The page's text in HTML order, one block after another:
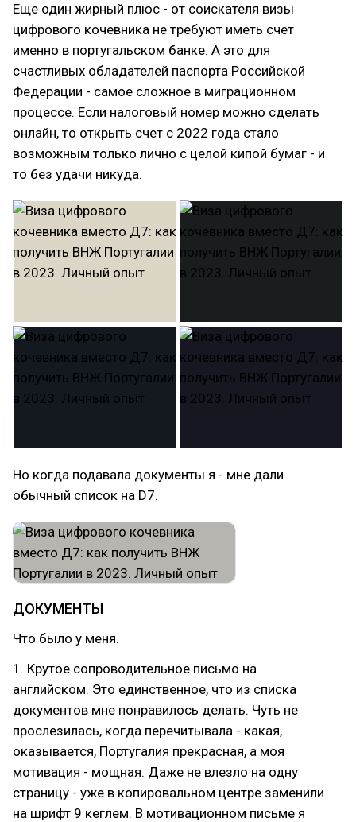
Еще один жирный плюс - от соискателя визы
цифрового кочевника не требуют иметь счет
именно в португальском банке. А это для
счастливых обладателей паспорта Российской
Федерации - самое сложное в миграционном
процессе. Если налоговый номер можно сделать
онлайн, то открыть счет с 2022 года стало
возможным только лично с целой кипой бумаг - и
то без удачи никуда.
Но когда подавала документы я - мне дали
обычный список на D7.
ДОКУМЕНТЫ
Что было у меня.
1. Крутое сопроводительное письмо на
английском. Это единственное, что из списка
документов мне понравилось делать. Чуть не
прослезилась, когда перечитывала - какая,
оказывается, Португалия прекрасная, а моя
мотивация - мощная. Даже не влезло на одну
страницу - уже в копировальном центре заменили
на шрифт 9 кеглем. В мотивационном письме я